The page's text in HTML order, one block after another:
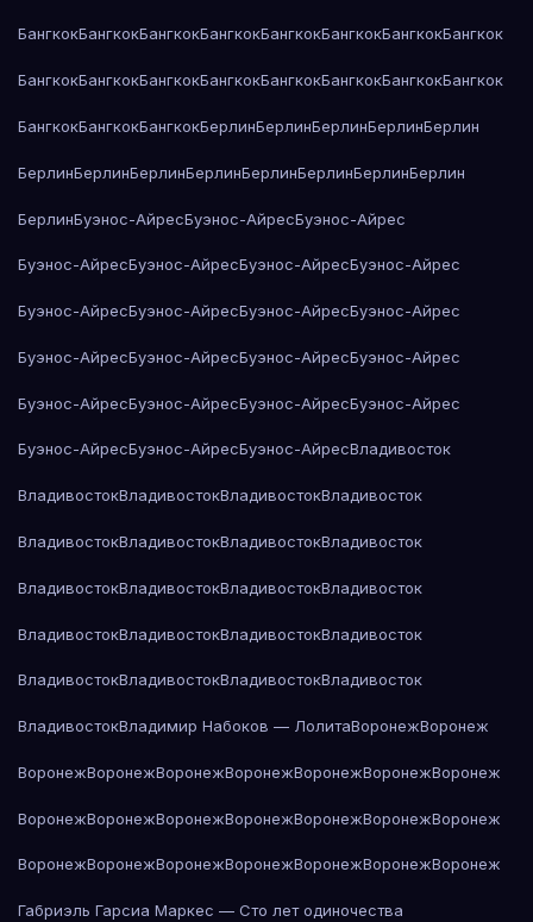
БангкокБангкокБангкокБангкокБангкокБангкокБангкокБангкок
БангкокБангкокБангкокБангкокБангкокБангкокБангкокБангкок
БангкокБангкокБангкокБерлинБерлинБерлинБерлинБерлин
БерлинБерлинБерлинБерлинБерлинБерлинБерлинБерлин
БерлинБуэнос-АйресБуэнос-АйресБуэнос-Айрес
Буэнос-АйресБуэнос-АйресБуэнос-АйресБуэнос-Айрес
Буэнос-АйресБуэнос-АйресБуэнос-АйресБуэнос-Айрес
Буэнос-АйресБуэнос-АйресБуэнос-АйресБуэнос-Айрес
Буэнос-АйресБуэнос-АйресБуэнос-АйресБуэнос-Айрес
Буэнос-АйресБуэнос-АйресБуэнос-АйресВладивосток
ВладивостокВладивостокВладивостокВладивосток
ВладивостокВладивостокВладивостокВладивосток
ВладивостокВладивостокВладивостокВладивосток
ВладивостокВладивостокВладивостокВладивосток
ВладивостокВладивостокВладивостокВладивосток
ВладивостокВладимир Набоков — ЛолитаВоронежВоронеж
ВоронежВоронежВоронежВоронежВоронежВоронежВоронеж
ВоронежВоронежВоронежВоронежВоронежВоронежВоронеж
ВоронежВоронежВоронежВоронежВоронежВоронежВоронеж
Габриэль Гарсиа Маркес — Сто лет одиночества